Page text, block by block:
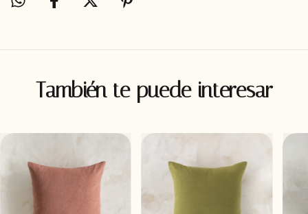
También te puede interesar